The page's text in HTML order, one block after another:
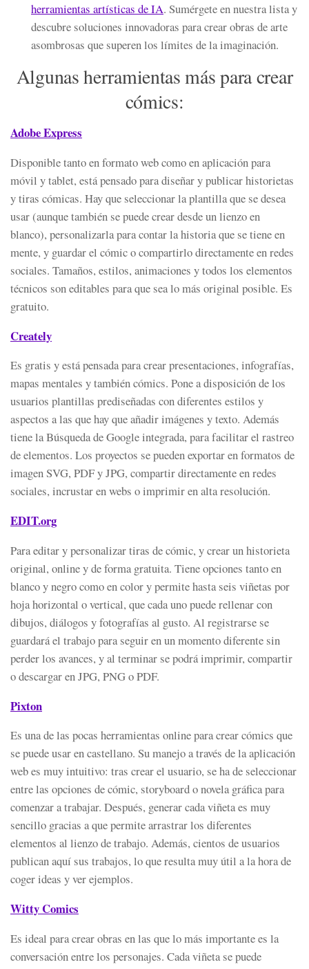
herramientas artísticas de IA. Sumérgete en nuestra lista y
descubre soluciones innovadoras para crear obras de arte
asombrosas que superen los límites de la imaginación.
Algunas herramientas más para crear
cómics:
Adobe Express
Disponible tanto en formato web como en aplicación para
móvil y tablet,​ está pensado para diseñar y publicar historietas
y tiras cómicas. Hay que seleccionar la plantilla que se desea
usar (aunque también se puede crear desde un lienzo en
blanco), personalizarla​ para contar la historia que se tiene en
mente, y guardar el cómic o compartirlo directamente en redes
sociales. Tamaños, estilos, animaciones y todos los elementos
técnicos son editables para que sea lo más original posible. Es
gratuito.
Creately
Es gratis y está pensada para crear presentaciones, infografías,
mapas mentales y también cómics. Pone a disposición de los
usuarios plantillas prediseñadas con diferentes estilos y
aspectos a las que hay que añadir imágenes y texto. Además
tiene la Búsqueda de Google integrada, para facilitar el rastreo
de elementos. Los proyectos se pueden exportar en formatos de
imagen SVG, PDF y JPG, compartir directamente en redes
sociales, incrustar en webs o imprimir en alta resolución.
EDIT.org
Para editar y personalizar tiras de cómic, y crear un historieta
original, online y de forma gratuita.​ Tiene opciones tanto en
blanco y negro como en color y permite hasta seis viñetas por
hoja horizontal o vertical, que cada uno puede rellenar con
dibujos, diálogos y fotografías al gusto. Al registrarse se
guardará el trabajo para seguir en un momento diferente sin
perder los avances, y al terminar se podrá imprimir, compartir
o descargar en JPG, PNG o PDF.
Pixton
Es una de las pocas herramientas online para crear cómics que
se puede usar en castellano. Su manejo a través de la aplicación
web es muy intuitivo: tras crear el usuario, se ha de seleccionar
entre las opciones de cómic, storyboard o novela gráfica para
comenzar a trabajar. Después, generar cada viñeta es muy
sencillo gracias a que permite arrastrar los diferentes
elementos al lienzo de trabajo. Además, cientos de usuarios
publican aquí sus trabajos, lo que resulta muy útil a la hora de
coger ideas y ver ejemplos.
Witty Comics
Es ideal para crear obras en las que lo más importante es la
conversación entre los personajes. Cada viñeta se puede